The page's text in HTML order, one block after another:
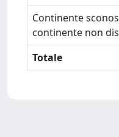
Continente
continente non
Totale